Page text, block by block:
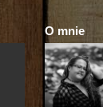
O mnie